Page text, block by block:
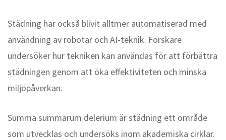
Städning har också blivit alltmer automatiserad med
användning av robotar och AI-teknik. Forskare
undersöker hur tekniken kan användas för att förbättra
städningen genom att öka effektiviteten och minska
miljöpåverkan.
Summa summarum delerium är städning ett område
som utvecklas och undersöks inom akademiska cirklar.